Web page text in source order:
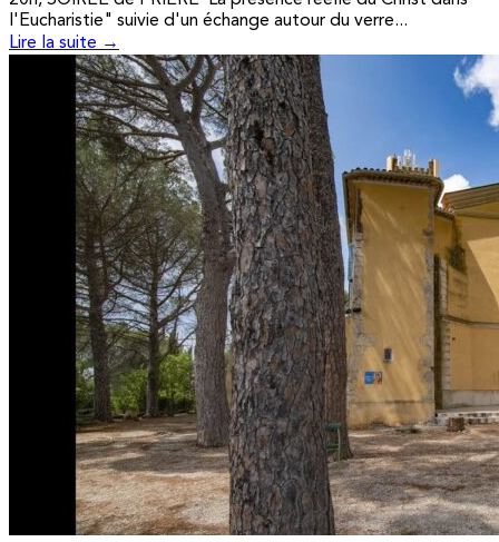
l'Eucharistie" suivie d'un échange autour du verre...
Lire la suite →